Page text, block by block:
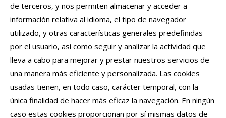
de terceros, y nos permiten almacenar y acceder a
información relativa al idioma, el tipo de navegador
utilizado, y otras características generales predefinidas
por el usuario, así como seguir y analizar la actividad que
lleva a cabo para mejorar y prestar nuestros servicios de
una manera más eficiente y personalizada. Las cookies
usadas tienen, en todo caso, carácter temporal, con la
única finalidad de hacer más eficaz la navegación. En ningún
caso estas cookies proporcionan por sí mismas datos de